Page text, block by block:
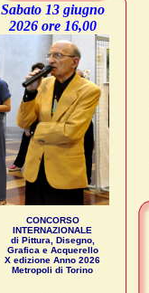
Sabato 13 giugno
2026 ore 16,00
CONCORSO
INTERNAZIONALE
di Pittura, Disegno,
Grafica e Acquerello
X edizione Anno 2026
Metropoli di Torino